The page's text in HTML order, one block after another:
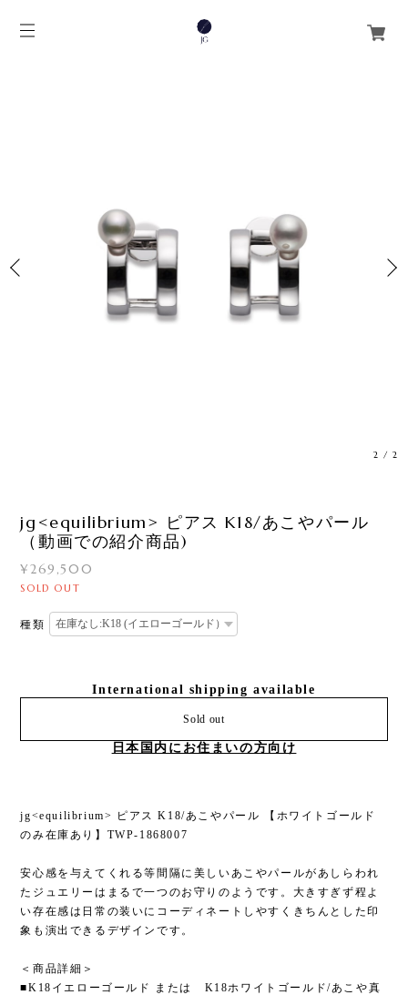
2 /2
jg<equilibrium> ピアス K18/あこやパール
（動画での紹介商品)
¥269,500
SOLD OUT
種類
International shipping available
Sold out
日本国内にお住まいの方向け
jg<equilibrium> ピアス K18/あこやパール 【ホワイトゴールド
のみ在庫あり】TWP-1868007
安心感を与えてくれる等間隔に美しいあこやパールがあしらわれ
たジュエリーはまるで一つのお守りのようです。大きすぎず程よ
い存在感は日常の装いにコーディネートしやすくきちんとした印
象も演出できるデザインです。
＜商品詳細＞
■K18イエローゴールド または K18ホワイトゴールド/あこや真